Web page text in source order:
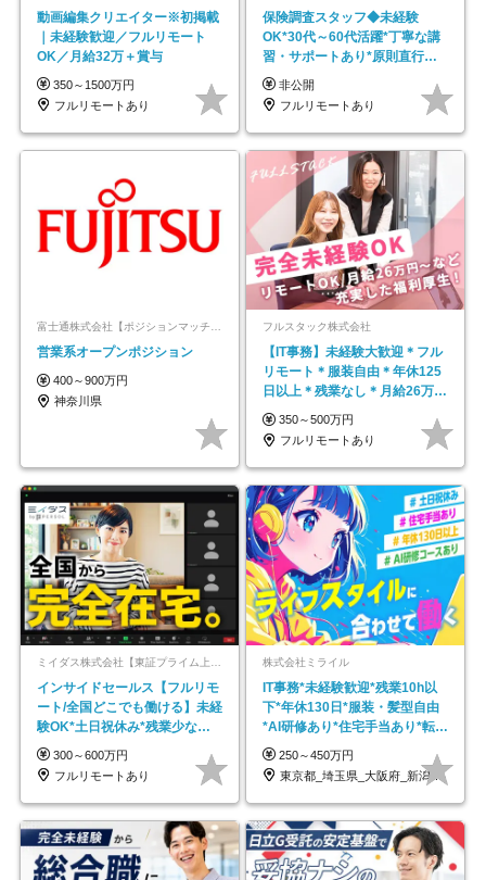
動画編集クリエイター※初掲載
｜未経験歓迎／フルリモート
OK／月給32万＋賞与
350～1500万円
フルリモートあり
保険調査スタッフ◆未経験
OK*30代～60代活躍*丁寧な講
習・サポートあり*原則直行直
帰／全国募集・業務委託
非公開
フルリモートあり
富士通株式会社【ポジションマッチ登録】
営業系オープンポジション
400～900万円
神奈川県
フルスタック株式会社
【IT事務】未経験大歓迎＊フル
リモート＊服装自由＊年休125
日以上＊残業なし＊月給26万円
以上
350～500万円
フルリモートあり
インサイドセールス【フルリモ
ート/全国どこでも働ける】未経
験OK*土日祝休み*残業少なめ*
在宅勤務手当あり
300～600万円
フルリモートあり
株式会社ミライル
IT事務*未経験歓迎*残業10h以
下*年休130日*服装・髪型自由
*AI研修あり*住宅手当あり*転勤
なし
250～450万円
東京都_埼玉県_大阪府_新潟県_福岡県